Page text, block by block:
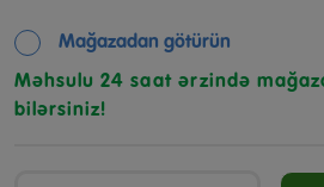
Mağazadan götürün
Məhsulu 24 saat ərzində
bilərsiniz!